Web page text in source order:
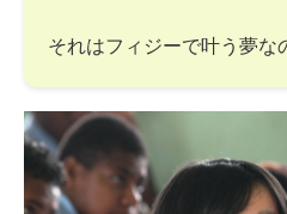
それはフィジーで叶う夢な